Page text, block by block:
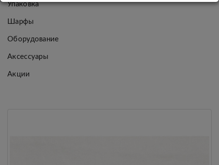
Упаковка
Шарфы
Оборудование
Аксессуары
Акции